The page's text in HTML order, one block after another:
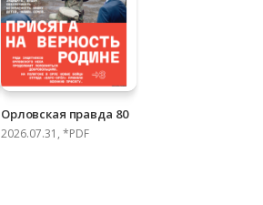
Орловская правда 80
2026.07.31, *PDF